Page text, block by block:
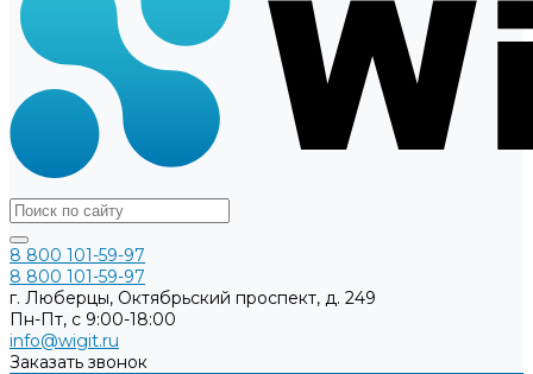
8 800 101-59-97
8 800 101-59-97
г. Люберцы, Октябрьский проспект, д. 249
Пн-Пт, с 9:00-18:00
info@wigit.ru
Заказать звонок